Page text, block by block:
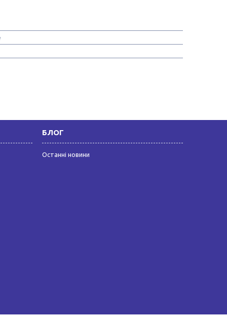
БЛОГ
Останні новини